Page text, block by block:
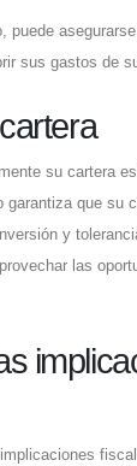
puede
sus gastos de
su cartera
que su
y
las